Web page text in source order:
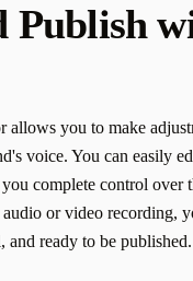
Publish
allows you to make
voice. You can easily
complete control over
or video recording,
and ready to be published.